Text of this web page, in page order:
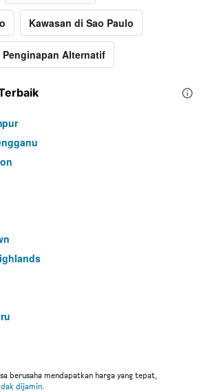
Kawasan di Sao Paulo
Penginapan Alternatif
berusaha mendapatkan harga yang tepat,
dijamin.